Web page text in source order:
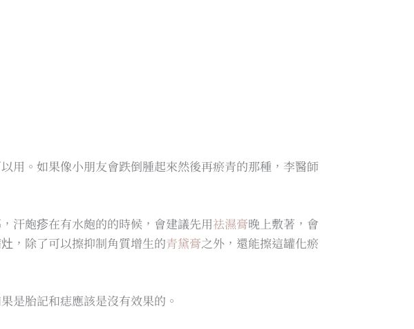
用。如果像小朋友會跌倒腫起來然後再瘀青的那種，李醫師
汗皰疹在有水皰的的時候，會建議先用祛濕膏晚上敷著，會
，除了可以擦抑制角質增生的青黛膏之外，還能擦這罐化瘀
是胎記和痣應該是沒有效果的。